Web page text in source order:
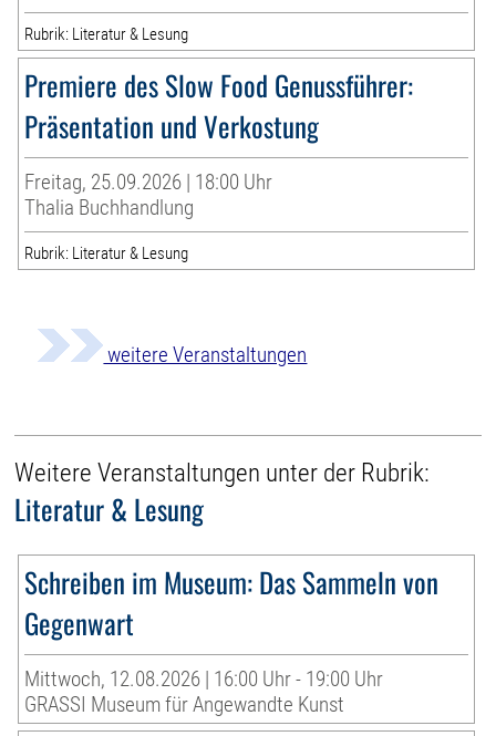
Rubrik: Literatur & Lesung
Premiere des Slow Food Genussführer:
Präsentation und Verkostung
Freitag, 25.09.2026 | 18:00 Uhr
Thalia Buchhandlung
Rubrik: Literatur & Lesung
weitere Veranstaltungen
Weitere Veranstaltungen unter der Rubrik:
Literatur & Lesung
Schreiben im Museum: Das Sammeln von
Gegenwart
Mittwoch, 12.08.2026 | 16:00 Uhr - 19:00 Uhr
GRASSI Museum für Angewandte Kunst